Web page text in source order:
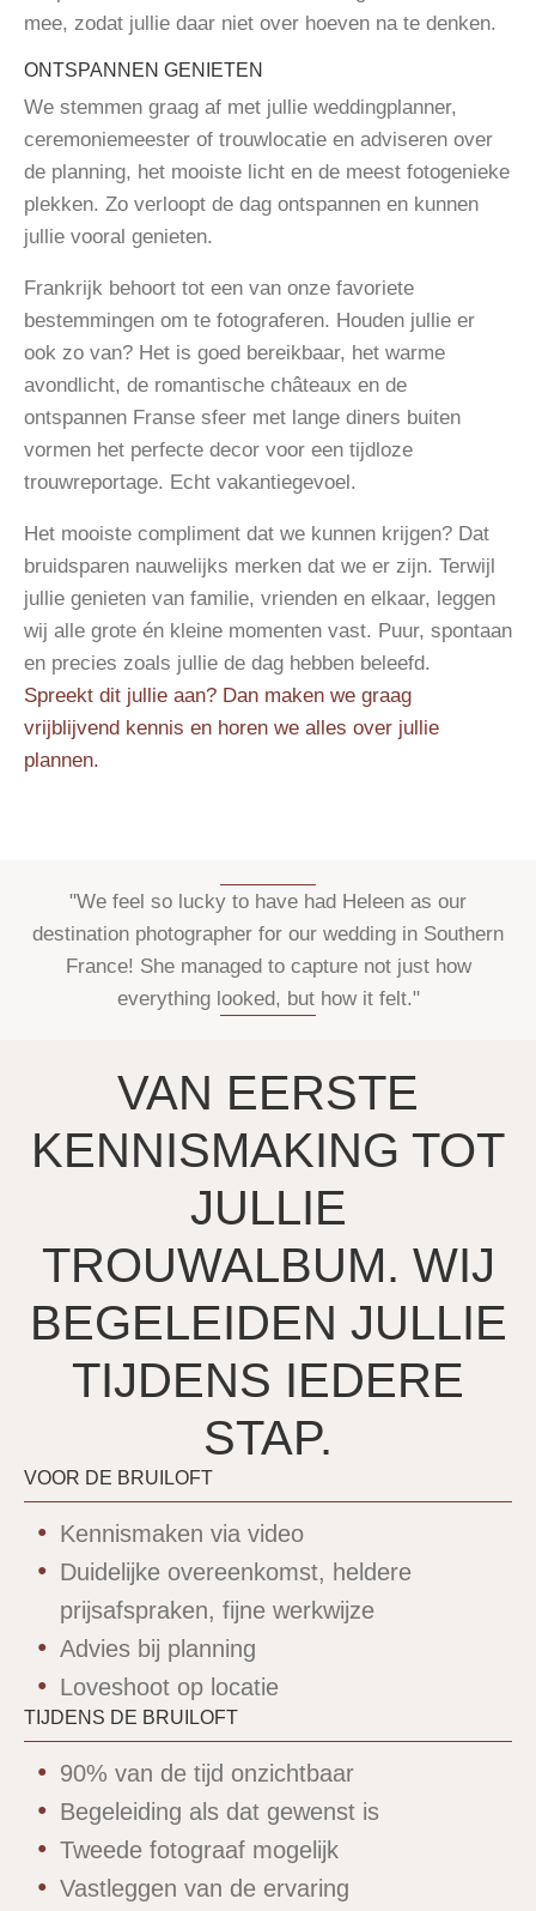
mee, zodat jullie daar niet over hoeven na te denken.
ONTSPANNEN GENIETEN
We stemmen graag af met jullie weddingplanner,
ceremoniemeester of trouwlocatie en adviseren over
de planning, het mooiste licht en de meest fotogenieke
plekken. Zo verloopt de dag ontspannen en kunnen
jullie vooral genieten.
Frankrijk behoort tot een van onze favoriete
bestemmingen om te fotograferen. Houden jullie er
ook zo van? Het is goed bereikbaar, het warme
avondlicht, de romantische châteaux en de
ontspannen Franse sfeer met lange diners buiten
vormen het perfecte decor voor een tijdloze
trouwreportage. Echt vakantiegevoel.
Het mooiste compliment dat we kunnen krijgen? Dat
bruidsparen nauwelijks merken dat we er zijn. Terwijl
jullie genieten van familie, vrienden en elkaar, leggen
wij alle grote én kleine momenten vast. Puur, spontaan
en precies zoals jullie de dag hebben beleefd.
Spreekt dit jullie aan? Dan maken we graag
vrijblijvend kennis en horen we alles over jullie
plannen.
"We feel so lucky to have had Heleen as our
destination photographer for our wedding in Southern
France! She managed to capture not just how
everything looked, but how it felt."
VAN EERSTE
KENNISMAKING TOT
JULLIE
TROUWALBUM. WIJ
BEGELEIDEN JULLIE
TIJDENS IEDERE
STAP.
VOOR DE BRUILOFT
Kennismaken via video
Duidelijke overeenkomst, heldere
prijsafspraken, fijne werkwijze
Advies bij planning
Loveshoot op locatie
TIJDENS DE BRUILOFT
90% van de tijd onzichtbaar
Begeleiding als dat gewenst is
Tweede fotograaf mogelijk
Vastleggen van de ervaring